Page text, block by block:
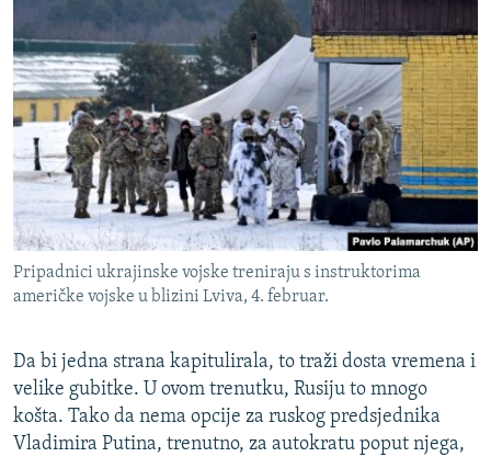
Pripadnici ukrajinske vojske treniraju s instruktorima
američke vojske u blizini Lviva, 4. februar.
Da bi jedna strana kapitulirala, to traži dosta vremena i
velike gubitke. U ovom trenutku, Rusiju to mnogo
košta. Tako da nema opcije za ruskog predsjednika
Vladimira Putina, trenutno, za autokratu poput njega,